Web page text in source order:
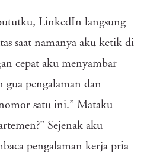
LinkedIn langsung
saat namanya aku ketik di
cepat aku menyambar
gua pengalaman dan
satu ini.” Mataku
Sejenak aku
pengalaman kerja pria